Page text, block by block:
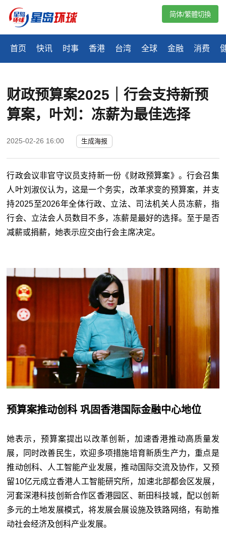
首页 快讯 时事 香港 台湾 全球 金融 消费
简体/繁體切換
财政预算案2025｜行会支持新预
算案，叶刘：冻薪为最佳选择
2025-02-26 16:00 生成海报
行政会议非官守议员支持新一份《财政预算案》。行会召集
人叶刘淑仪认为，这是一个务实，改革求变的预算案，并支
持2025至2026年全体行政、立法、司法机关人员冻薪，指
行会、立法会人员数目不多，冻薪是最好的选择。至于是否
减薪或捐薪，她表示应交由行会主席决定。
预算案推动创科 巩固香港国际金融中心地位
她表示，预算案提出以改革创新，加速香港推动高质量发
展，同时改善民生，欢迎多项措施培育新质生产力，重点是
推动创科、人工智能产业发展，推动国际交流及协作，又预
留10亿元成立香港人工智能研究所，加速北部都会区发展，
河套深港科技创新合作区香港园区、新田科技城，配以创新
多元的土地发展模式，将发展会展设施及铁路网络，有助推
动社会经济及创科产业发展。